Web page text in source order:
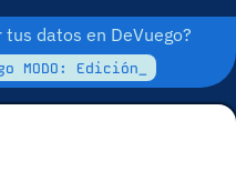
datos en DeVuego?
MODO: Edición_